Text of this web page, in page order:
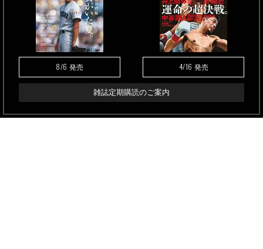
8/6 発売 4/16 発売
雑誌定期購読のご案内